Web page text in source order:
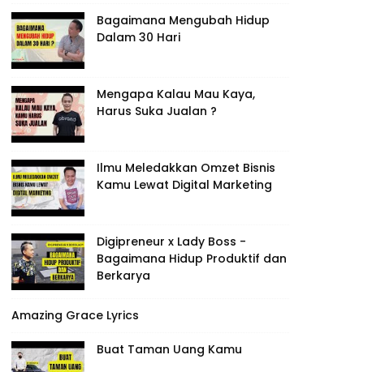
Bagaimana Mengubah Hidup
Dalam 30 Hari
Mengapa Kalau Mau Kaya,
Harus Suka Jualan ?
Ilmu Meledakkan Omzet Bisnis
Kamu Lewat Digital Marketing
Digipreneur x Lady Boss -
Bagaimana Hidup Produktif dan
Berkarya
Amazing Grace Lyrics
Buat Taman Uang Kamu